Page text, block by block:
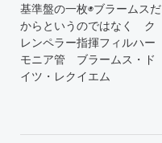
基準盤の一枚◉ブラームスだ
からというのではなく ク
レンペラー指揮フィルハー
モニア管 ブラームス・ド
イツ・レクイエム